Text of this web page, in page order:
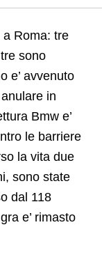
Roma: tre
sono
e’ avvenuto
in
Bmw e’
le barriere
la vita due
sono state
dal 118
e’ rimasto